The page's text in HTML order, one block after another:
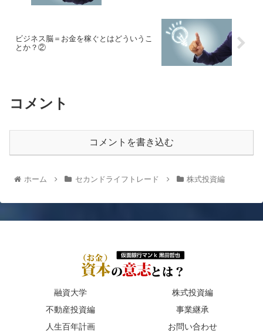
ビジネス脳＝お金を稼ぐとはどういうこ
とか？②
コメント
コメントを書き込む
ホーム セカンドライフトレード 株式投資編
融資大学
株式投資編
不動産投資編
事業継承
人生百年計画
お問い合わせ